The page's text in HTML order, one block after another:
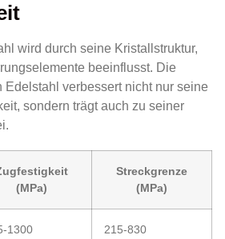
wird durch seine Kristallstruktur,
beeinflusst. Die
Edelstahl verbessert nicht nur seine
sondern trägt auch zu seiner
(MPa)
Streckgrenze
(MPa)
1300 215-830